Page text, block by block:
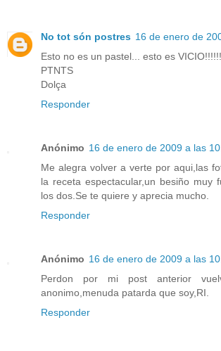
No tot són postres 16 de enero de
Esto no es un pastel... esto es
PTNTS
Dolça
Responder
Anónimo 16 de enero de 2009 a las
Me alegra volver a verte por aqui,las
la receta espectacular,un besiño muy
los dos.Se te quiere y aprecia mucho.
Responder
Anónimo 16 de enero de 2009 a las
Perdon por mi post anterior
anonimo,menuda patarda que soy,RI.
Responder